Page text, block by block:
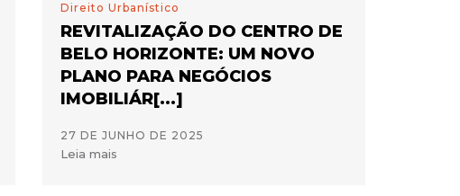
Direito Urbanístico
REVITALIZAÇÃO DO CENTRO DE
BELO HORIZONTE: UM NOVO
PLANO PARA NEGÓCIOS
IMOBILIÁR[...]
27 DE JUNHO DE 2025
Leia mais